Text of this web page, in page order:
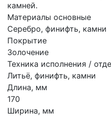
камней.
Материалы основные
Серебро, финифть, камни
Покрытие
Золочение
Техника исполнения /
Литьё, финифть, камни
Длина, мм
170
Ширина, мм